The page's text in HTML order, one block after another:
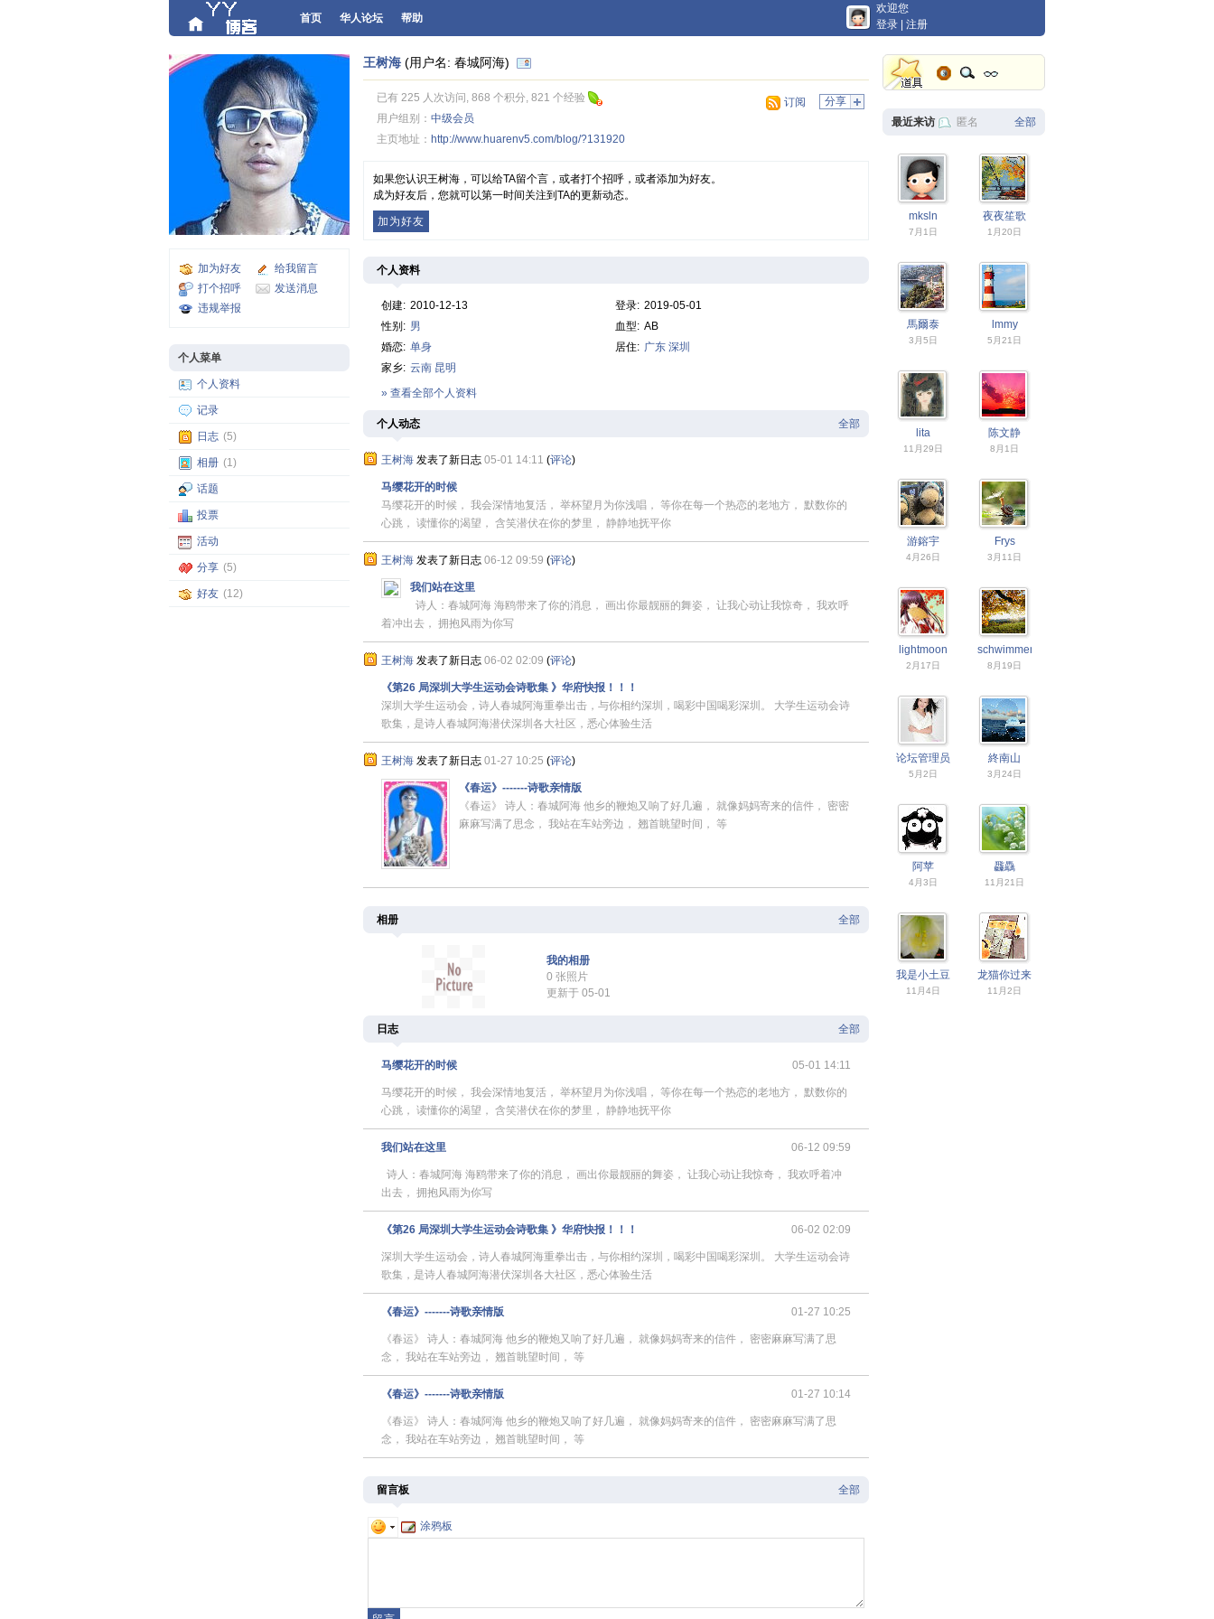
首页 华人论坛 帮助
欢迎您
登录
注册
加为好友
给我留言
打个招呼
发送消息
违规举报
个人菜单
个人资料
记录
日志 (5)
相册 (1)
话题
投票
活动
分享 (5)
好友 (12)
王树海 (用户名: 春城阿海)
分享
订阅
已有 225 人次访问, 868 个积分, 821 个经验
用户组别： 中级会员
主页地址： http://www.huarenv5.com/blog/?131920
如果您认识王树海，可以给TA留个言，或者打个招呼，或者添加为好友。
成为好友后，您就可以第一时间关注到TA的更新动态。
加为好友
个人资料
创建: 2010-12-13 登录: 2019-05-01
性别: 男 血型: AB
婚恋: 单身 居住: 广东 深圳
家乡: 云南 昆明
» 查看全部个人资料
全部
个人动态
王树海 发表了新日志 05-01 14:11 (评论)
马缨花开的时候
马缨花开的时候， 我会深情地复活， 举杯望月为你浅唱， 等你在每一个热恋的老地方， 默数你的
心跳， 读懂你的渴望， 含笑潜伏在你的梦里， 静静地抚平你
王树海 发表了新日志 06-12 09:59 (评论)
我们站在这里
诗人：春城阿海 海鸥带来了你的消息， 画出你最靓丽的舞姿， 让我心动让我惊奇， 我欢呼
着冲出去， 拥抱风雨为你写
王树海 发表了新日志 06-02 02:09 (评论)
《第26 局深圳大学生运动会诗歌集 》华府快报！！！
深圳大学生运动会，诗人春城阿海重拳出击，与你相约深圳，喝彩中国喝彩深圳。 大学生运动会诗
歌集，是诗人春城阿海潜伏深圳各大社区，悉心体验生活
王树海 发表了新日志 01-27 10:25 (评论)
《春运》-------诗歌亲情版
《春运》 诗人：春城阿海 他乡的鞭炮又响了好几遍， 就像妈妈寄来的信件， 密密
麻麻写满了思念， 我站在车站旁边， 翘首眺望时间， 等
全部
相册
我的相册
0 张照片
更新于 05-01
全部
日志
05-01 14:11
马缨花开的时候
马缨花开的时候， 我会深情地复活， 举杯望月为你浅唱， 等你在每一个热恋的老地方， 默数你的
心跳， 读懂你的渴望， 含笑潜伏在你的梦里， 静静地抚平你
06-12 09:59
我们站在这里
诗人：春城阿海 海鸥带来了你的消息， 画出你最靓丽的舞姿， 让我心动让我惊奇， 我欢呼着冲
出去， 拥抱风雨为你写
06-02 02:09
《第26 局深圳大学生运动会诗歌集 》华府快报！！！
深圳大学生运动会，诗人春城阿海重拳出击，与你相约深圳，喝彩中国喝彩深圳。 大学生运动会诗
歌集，是诗人春城阿海潜伏深圳各大社区，悉心体验生活
01-27 10:25
《春运》-------诗歌亲情版
《春运》 诗人：春城阿海 他乡的鞭炮又响了好几遍， 就像妈妈寄来的信件， 密密麻麻写满了思
念， 我站在车站旁边， 翘首眺望时间， 等
01-27 10:14
《春运》-------诗歌亲情版
《春运》 诗人：春城阿海 他乡的鞭炮又响了好几遍， 就像妈妈寄来的信件， 密密麻麻写满了思
念， 我站在车站旁边， 翘首眺望时间， 等
全部
留言板
涂鸦板
全部
最近来访 匿名
mksln
7月1日
夜夜笙歌
1月20日
馬爾泰
3月5日
lmmy
5月21日
lita
11月29日
陈文静
8月1日
游鎔宇
4月26日
Frys
3月11日
lightmoon
2月17日
schwimmengool
8月19日
论坛管理员
5月2日
終南山
3月24日
阿苹
4月3日
飝驫
11月21日
我是小土豆
11月4日
龙猫你过来
11月2日